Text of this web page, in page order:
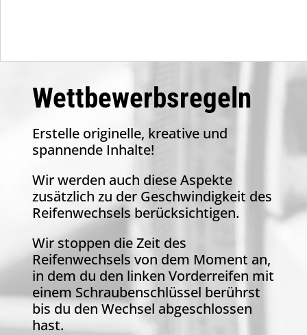
Wettbewerbsregeln
Erstelle originelle, kreative und
spannende Inhalte!
Wir werden auch diese Aspekte
zusätzlich zu der Geschwindigkeit des
Reifenwechsels berücksichtigen.
Wir stoppen die Zeit des
Reifenwechsels von dem Moment an,
in dem du den linken Vorderreifen mit
einem Schraubenschlüssel berührst
bis du den Wechsel abgeschlossen
hast.